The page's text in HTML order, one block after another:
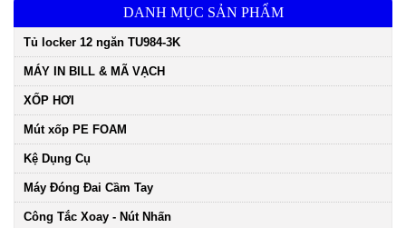
DANH MỤC SẢN PHẨM
Tủ locker 12 ngăn TU984-3K
MÁY IN BILL & MÃ VẠCH
XỐP HƠI
Mút xốp PE FOAM
Kệ Dụng Cụ
Máy Đóng Đai Cầm Tay
Công Tắc Xoay - Nút Nhấn